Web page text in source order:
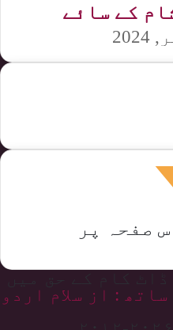
کے سائے
صفحہ پر
: از سلام اردو